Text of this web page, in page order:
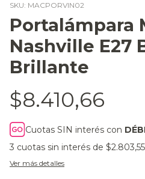
SKU: MACPORVIN02
Portalámpara
Nashville E27
Brillante
$8.410,66
Cuotas SIN interés con
3 cuotas sin interés de $2.803,55
Ver más detalles